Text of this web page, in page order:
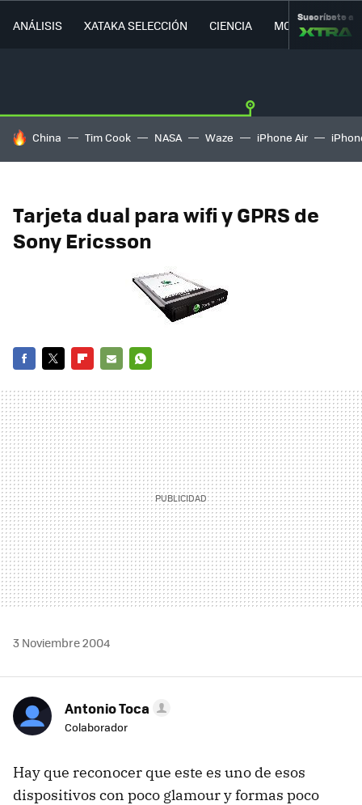
ANÁLISIS XATAKA SELECCIÓN CIENCIA MOVILIDAD
Suscríbete a
HOY SE HABLA DE
China Tim Cook NASA Waze iPhone Air
Tarjeta dual para wifi y GPRS de
Sony Ericsson
MAIL
3 Noviembre 2004
Antonio Toca
Colaborador
Hay que reconocer que este es uno de esos
dispositivos con poco glamour y formas poco